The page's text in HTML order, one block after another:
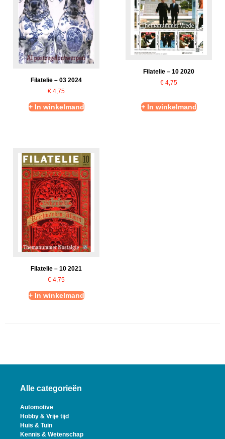
Filatelie – 03 2024
€ 4,75
+ In winkelmand
Filatelie – 10 2020
€ 4,75
+ In winkelmand
Filatelie – 10 2021
€ 4,75
+ In winkelmand
Alle categorieën
Automotive
Hobby & Vrije tijd
Huis & Tuin
Kennis & Wetenschap